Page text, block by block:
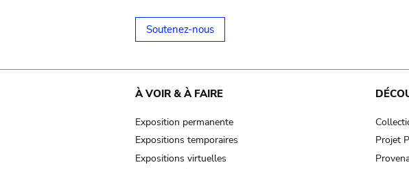
Soutenez-nous
À VOIR & À FAIRE
Exposition permanente
Expositions temporaires
Expositions virtuelles
Projet